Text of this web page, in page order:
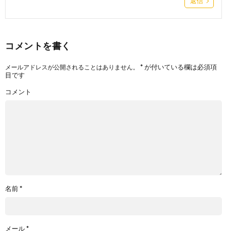
コメントを書く
メールアドレスが公開されることはありません。 *が付いている欄は必須項
目です
コメント
名前*
メール*